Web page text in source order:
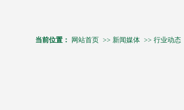
当前位置： 网站首页 >> 新闻媒体 >> 行业动态